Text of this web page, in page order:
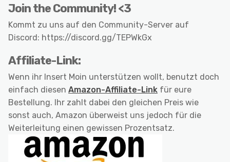
Join the Community! <3
Kommt zu uns auf den Community-Server auf
Discord: https://discord.gg/TEPWkGx
Affiliate-Link:
Wenn ihr Insert Moin unterstützen wollt, benutzt doch
einfach diesen Amazon-Affiliate-Link für eure
Bestellung. Ihr zahlt dabei den gleichen Preis wie
sonst auch, Amazon überweist uns jedoch für die
Weiterleitung einen gewissen Prozentsatz.